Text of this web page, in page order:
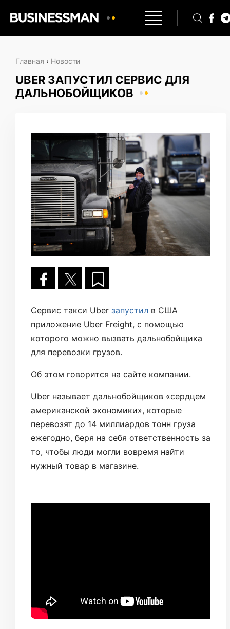
Главная › Новости
UBER ЗАПУСТИЛ СЕРВИС ДЛЯ
ДАЛЬНОБОЙЩИКОВ
Сервис такси Uber запустил в США
приложение Uber Freight, с помощью
которого можно вызвать дальнобойщика
для перевозки грузов.
Об этом говорится на сайте компании.
Uber называет дальнобойщиков «сердцем
американской экономики», которые
перевозят до 14 миллиардов тонн груза
ежегодно, беря на себя ответственность за
то, чтобы люди могли вовремя найти
нужный товар в магазине.